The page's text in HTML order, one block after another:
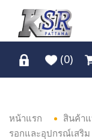
(0)
หน้าแรก สินค้า
รอกและอุปกรณ์เสริม